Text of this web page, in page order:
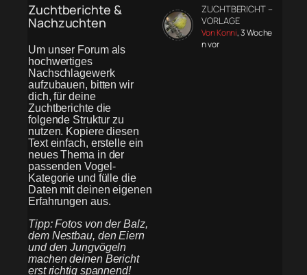
Zuchtberichte &
Nachzuchten
Um unser Forum als
hochwertiges
Nachschlagewerk
aufzubauen, bitten wir
dich, für deine
Zuchtberichte die
folgende Struktur zu
nutzen. Kopiere diesen
Text einfach, erstelle ein
neues Thema in der
passenden Vogel-
Kategorie und fülle die
Daten mit deinen eigenen
Erfahrungen aus.
Tipp: Fotos von der Balz,
dem Nestbau, den Eiern
und den Jungvögeln
machen deinen Bericht
erst richtig spannend!
ZUCHTBERICHT –
VORLAGE
Von Konni, 3 Woche
n vor